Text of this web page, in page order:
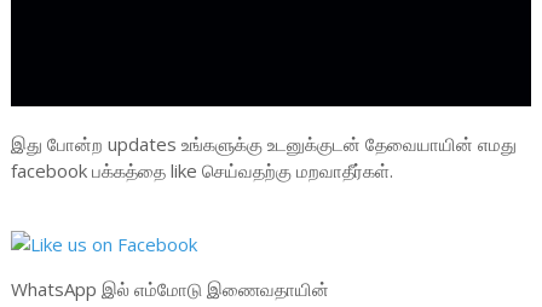
இது போன்ற updates உங்களுக்கு உடனுக்குடன் தேவையாயின் எமது
facebook பக்கத்தை like செய்வதற்கு மறவாதீர்கள்.
WhatsApp இல் எம்மோடு இணைவதாயின்